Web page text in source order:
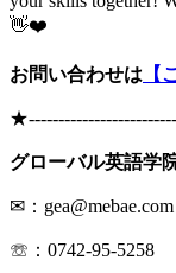
👋❤️
お問い合わせは 【
★
グローバル英語学
✉：gea@mebae.com
☏：0742-95-5258